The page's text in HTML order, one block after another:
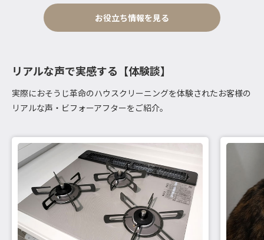
お役立ち情報を見る
リアルな声で実感する【体験談】
実際におそうじ革命のハウスクリーニングを体験されたお客様の
リアルな声・ビフォーアフターをご紹介。